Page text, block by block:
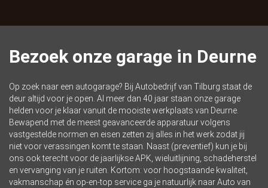
Bezoek onze garage in Deurne
Op zoek naar een autogarage? Bij Autobedrijf van Tilburg staat de
deur altijd voor je open. Al meer dan 40 jaar staan onze garage
helden voor je klaar vanuit de mooistewerkplaats van Deurne.
Bewapend met de meest geavanceerde apparatuur volgens
vastgestelde normen en eisen zetten zij alles in het werk zodat jij
niet voor verassingen komt te staan. Naast (preventief) kun je bij
ons ook terecht voor de jaarlijkse APK, wieluitlijning, schadeherstel
en vervanging van je ruiten. Kortom: voor hoogstaande kwaliteit,
vakmanschap én op-en-top service ga je natuurlijk naar Auto van